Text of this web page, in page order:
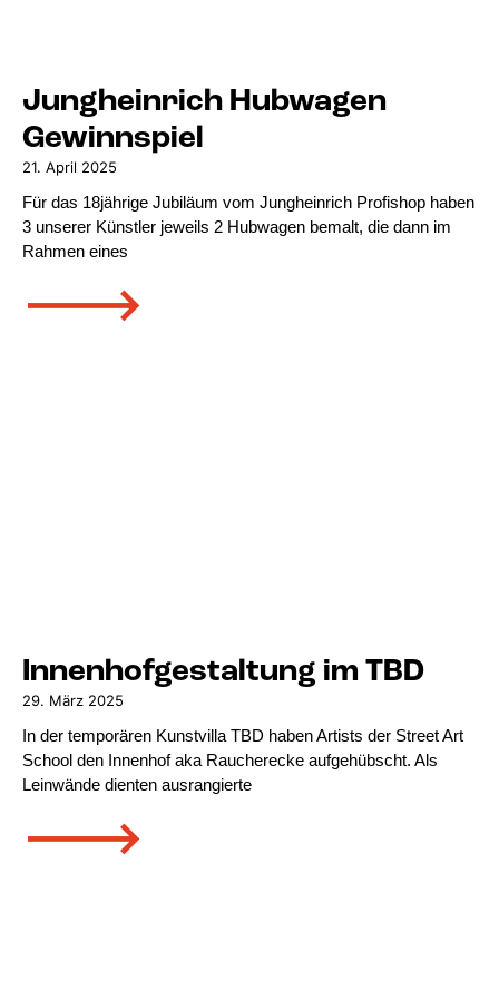
Jungheinrich Hubwagen
Gewinnspiel
21. April 2025
Für das 18jährige Jubiläum vom Jungheinrich Profishop haben
3 unserer Künstler jeweils 2 Hubwagen bemalt, die dann im
Rahmen eines
🡒
Innenhofgestaltung im TBD
29. März 2025
In der temporären Kunstvilla TBD haben Artists der Street Art
School den Innenhof aka Raucherecke aufgehübscht. Als
Leinwände dienten ausrangierte
🡒